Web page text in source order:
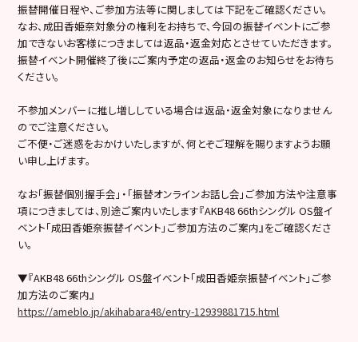
振替開催日程や、ご参加方法等に関しましては下記をご確認ください。
なお、成田香姫奈対象分の権利をお持ちで、今回の振替イベントにご参
加できないお客様につきましては返品・返金対応とさせていただきます。
振替イベント開催終了後にご案内予定の返品・返金のお知らせをお待ち
ください。
不参加メンバーに推し増ししている場合は返品・返金対象になりません
のでご注意ください。
ご不便・ご迷惑をおかけいたしますが、何とぞご理解を賜りますようお願
い申し上げます。
なお「振替個別握手会」・「振替オンラインお話し会」ご参加方法や注意事
項につきましては、別途ご案内いたします『AKB48 66thシングル OS盤イ
ベント「成田香姫奈振替イベント」ご参加方法のご案内』をご確認くださ
い。
▼『AKB48 66thシングル OS盤イベント「成田香姫奈振替イベント」ご参
加方法のご案内』
https://ameblo.jp/akihabara48/entry-12939881715.html